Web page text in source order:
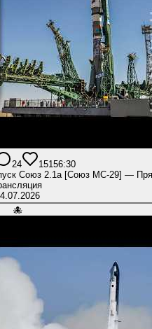
24 15156:30
Союз 2.1а [Союз МС-29] —
🐙